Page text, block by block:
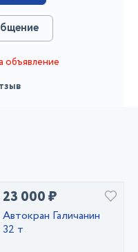
объявление
23 000 ₽
Автокран Галичанин
32 т